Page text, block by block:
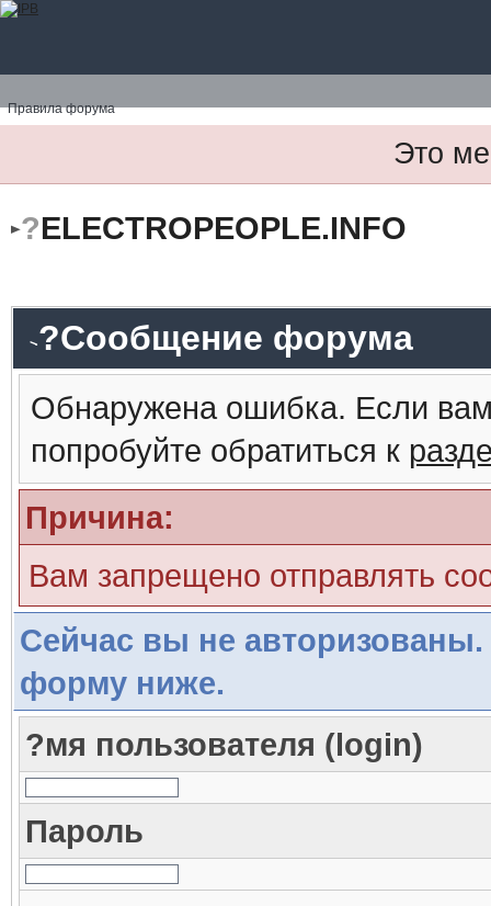
Правила форума
Это
?ELECTROPEOPLE.INFO
?Сообщение форума
Обнаружена ошибка. Если
попробуйте обратиться к
Причина:
Вам запрещено отправлять
Сейчас вы не авторизованы.
форму ниже.
?мя пользователя (login)
Пароль